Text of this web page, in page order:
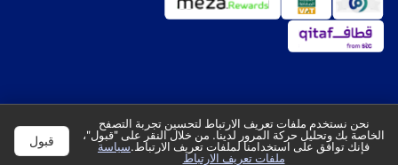
نحن نستخدم ملفات تعريف الارتباط لتحسين تجربة التصفح
الخاصة بك وتحليل حركة المرور لدينا. من خلال النقر على "قبول"،
فإنك توافق على استخدامنا لملفات تعريف الارتباط.سياسة
ملفات تعريف الارتباط
قبول